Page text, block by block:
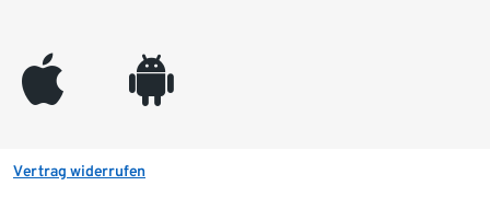
appleinc android
Vertrag widerrufen